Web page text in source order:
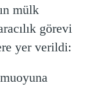
mülk
görevi
yer verildi: